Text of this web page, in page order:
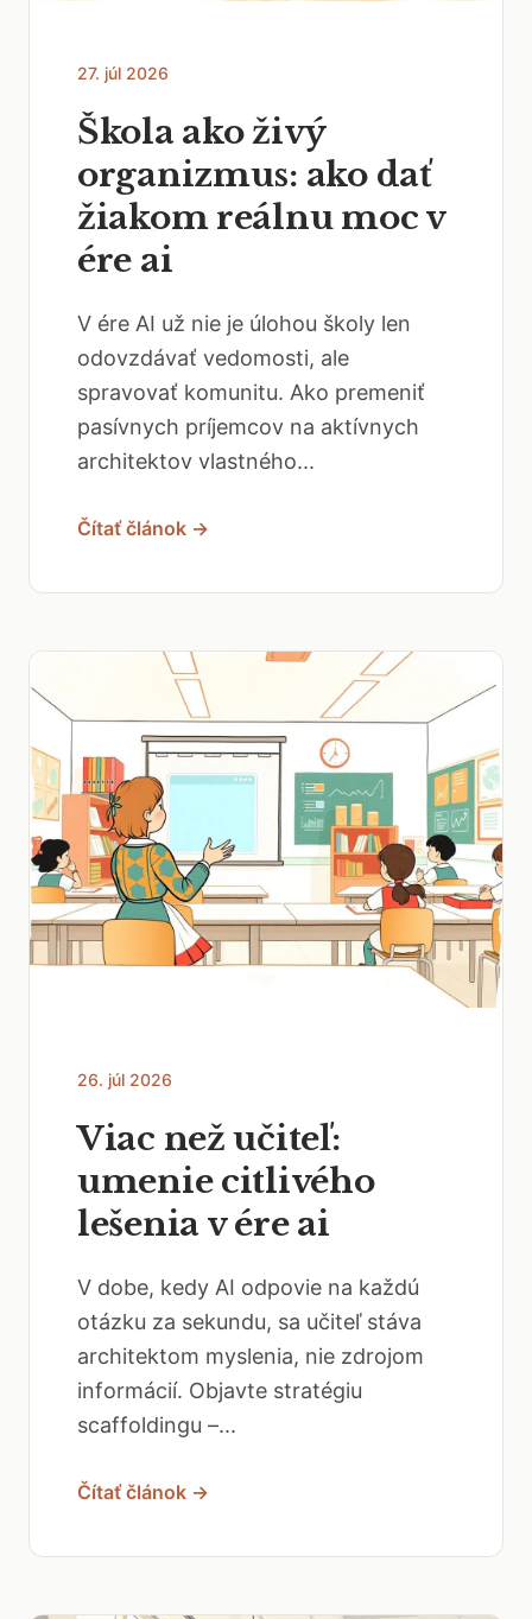
27. júl 2026
Škola ako živý
organizmus: ako dať
žiakom reálnu moc v
ére ai
V ére AI už nie je úlohou školy len
odovzdávať vedomosti, ale
spravovať komunitu. Ako premeniť
pasívnych príjemcov na aktívnych
architektov vlastného...
Čítať článok →
26. júl 2026
Viac než učiteľ:
umenie citlivého
lešenia v ére ai
V dobe, kedy AI odpovie na každú
otázku za sekundu, sa učiteľ stáva
architektom myslenia, nie zdrojom
informácií. Objavte stratégiu
scaffoldingu –...
Čítať článok →